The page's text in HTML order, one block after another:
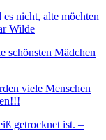
nicht, alte möchten
Wilde
schönsten Mädchen
viele Menschen
getrocknet ist. –